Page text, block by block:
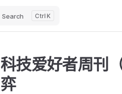
Search K
科技爱好者周刊
弈